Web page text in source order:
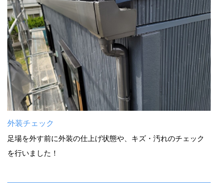
外装チェック
足場を外す前に外装の仕上げ状態や、キズ・汚れのチェック
を行いました！